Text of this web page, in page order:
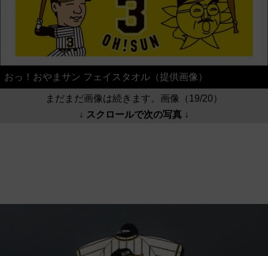
おっ！おやまサン フェイスタオル（提供画像）
まだまだ画像は続きます。画像（19/20）
↓ スクロールで次の写真 ↓